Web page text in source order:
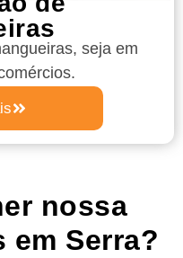
seja em
nossa
em Serra?